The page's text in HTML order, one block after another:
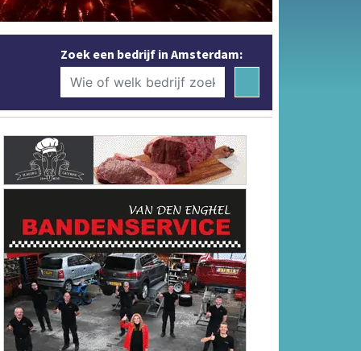
Zoek een bedrijf in Amsterdam: